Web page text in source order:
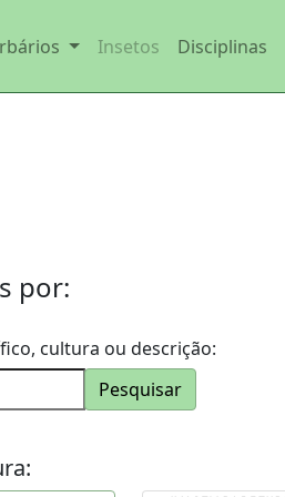
Insetos Disciplinas
por:
cultura ou descrição:
Pesquisar